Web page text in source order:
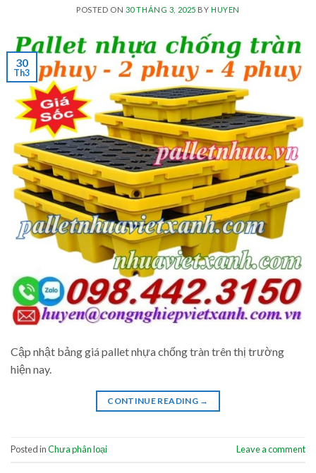
POSTED ON 30 THÁNG 3, 2025 BY HUYEN
30
Th3
Cập nhật bảng giá pallet nhựa chống tràn trên thị trường
hiện nay.
CONTINUE READING →
Posted inChưa phân loại Leave a comment